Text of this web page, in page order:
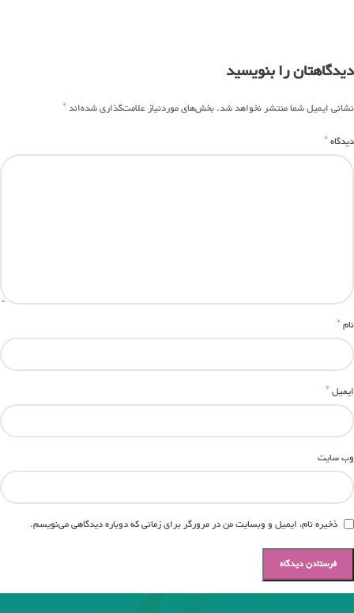
دیدگاهتان را بنویسید
نشانی ایمیل شما منتشر نخواهد شد.بخش‌های موردنیاز علامت‌گذاری شده‌اند*
دیدگاه*
نام*
ایمیل*
وب‌ سایت
ذخیره نام، ایمیل و وبسایت من در مرورگر برای زمانی که دوباره دیدگاهی می‌نویسم.